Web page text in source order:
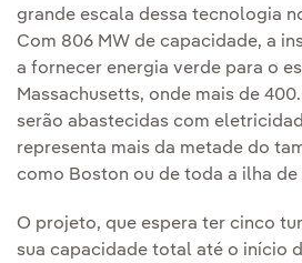
grande escala dessa tecnologia
Com 806 MW de capacidade, a
a fornecer energia verde para o
Massachusetts, onde mais de
serão abastecidas com
representa mais da metade do
como Boston ou de toda a ilha
O projeto, que espera ter cinco
sua capacidade total até o início